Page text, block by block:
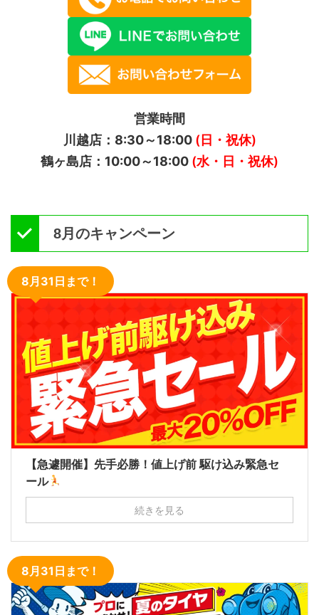
営業時間
川越店：8:30～18:00(日・祝休)
鶴ヶ島店：10:00～18:00 (水・日・祝休)
8月のキャンペーン
8月31日まで！
【急遽開催】先手必勝！値上げ前 駆け込み緊急セ
ール
続きを見る
8月31日まで！